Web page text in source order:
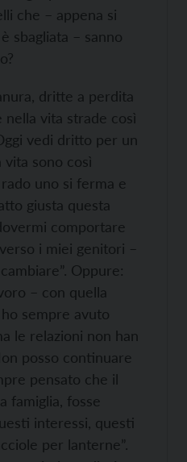
che – appena si
sbagliata – sanno
dritte a perdita
nella vita strade così
vedi dritto per un
vita sono così
uno si ferma e
giusta questa
comportare
i miei genitori –
Oppure:
– con quella
sempre avuto
le relazioni non han
posso continuare
pensato che il
famiglia, fosse
interessi, questi
per lanterne”.